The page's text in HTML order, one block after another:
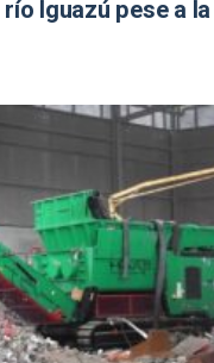
Iguazú pese a